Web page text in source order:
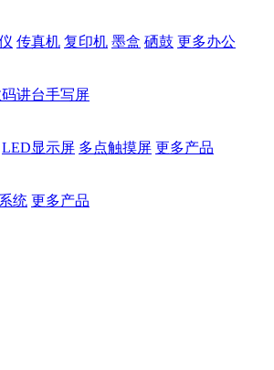
传真机 复印机 墨盒 硒鼓 更多办公
讲台手写屏
LED显示屏 多点触摸屏 更多产品
统 更多产品